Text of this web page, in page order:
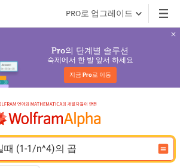
PRO로 업그레이드
Pro의 단계별 솔루션
숙제에서 한 발 앞서 하세요
지금 Pro로 이동
때 (1-1/n^4)의 곱